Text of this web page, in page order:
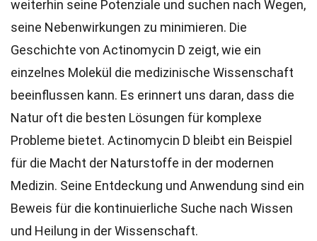
weiterhin seine Potenziale und suchen nach Wegen,
seine Nebenwirkungen zu minimieren. Die
Geschichte von Actinomycin D zeigt, wie ein
einzelnes Molekül die medizinische Wissenschaft
beeinflussen kann. Es erinnert uns daran, dass die
Natur oft die besten Lösungen für komplexe
Probleme bietet. Actinomycin D bleibt ein Beispiel
für die Macht der Naturstoffe in der modernen
Medizin. Seine Entdeckung und Anwendung sind ein
Beweis für die kontinuierliche Suche nach Wissen
und Heilung in der Wissenschaft.